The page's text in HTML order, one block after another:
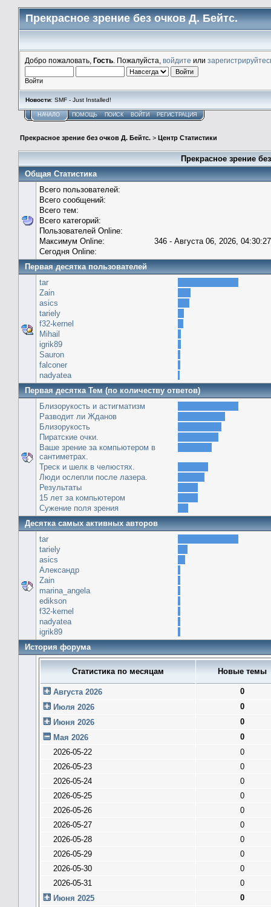
Прекрасное зрение без очков Д. Бейтс.
Добро пожаловать, Гость . Пожалуйста, войдите или
Войти
Новости: SMF - Just Installed!
НАЧАЛО ПОМОЩЬ ПОИСК ВОЙТИ РЕГИСТРАЦИЯ
Прекрасное зрение без очков Д. Бейтс. > Центр Статистики
Прекрасное зрение
Общая Статистика
Всего пользователей:
Всего сообщений:
Всего тем:
Всего категорий:
Пользователей Online:
Максимум Online:
346 - Августа 06, 2026,
Сегодня Online:
Первая десятка пользователей
tar
Zain
asics
tariely
f32-kernel
Mihail
igrik89
Sauron
falconer
nadyatea
Первая десятка Тем (по количеству ответов)
Близорукость и астигматизм
Разводит ли Жданов
Близорукость
Пиратские очки.
Ваше зрение за компьютером в
сантиметрах.
Треск и шелк в челюстях.
Люди ослепли после лазера.
Результаты
15 лет за компьютером
Сужение поля зрения
Десятка самых активных авторов
tar
tariely
asics
Александр
Zain
marina_angela
edikson
f32-kernel
nadyatea
igrik89
История форума
Статистика по месяцам Новые темы
Августа 2026
0
Июля 2026
0
Июня 2026
0
Мая 2026
0
2026-05-22
0
2026-05-23
0
2026-05-24
0
2026-05-25
0
2026-05-26
0
2026-05-27
0
2026-05-28
0
2026-05-29
0
2026-05-30
0
2026-05-31
0
Июня 2025
0